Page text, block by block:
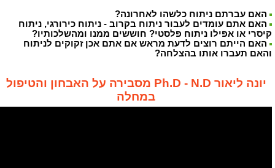
האם עברתם ניתוח כלשהו לאחרונה?
האם אתם עומדים לעבור ניתוח בקרוב - ניתוח כירורגי, ניתוח
קיסרי או אפילו ניתוח פלסטי? חוששים ממנו ומהשלכותיו?
האם הייתם רוצים לדעת מראש אם אתם אכן זקוקים לניתוח
והאם תעברו אותו בהצלחה?
יונה ליאור Ph.D - N.D מסבירה על האבחון והטיפול
במחלה